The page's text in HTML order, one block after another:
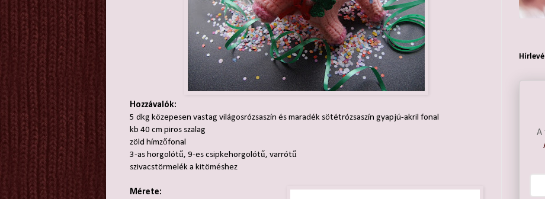
Hozzávalók:
5 dkg közepesen vastag világosrózsaszín és maradék sötétrózsaszín gyapjú-akril fonal
kb 40 cm piros szalag
zöld hímzőfonal
3-as horgolótű, 9-es csipkehorgolótű, varrótű
szivacstörmelék a kitöméshez
Mérete:
A